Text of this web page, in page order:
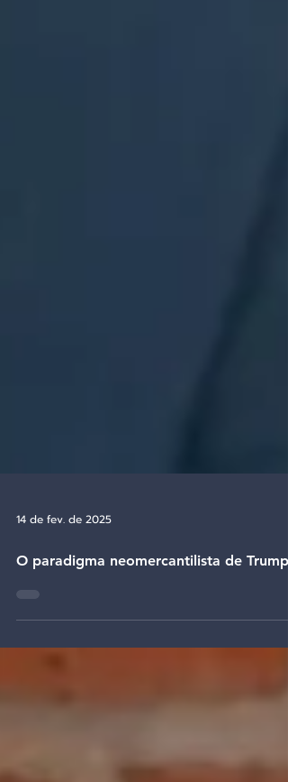
14 de fev. de 2025
O paradigma neomercantilista de Trump